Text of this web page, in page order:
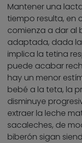
Mantener una
tiempo resulta, en
comienza a dar al
adaptada, dada
implica la tetina
puede acabar
hay un menor
bebé a la teta, la
disminuye
extraer la leche
sacaleches, de
biberón sigan